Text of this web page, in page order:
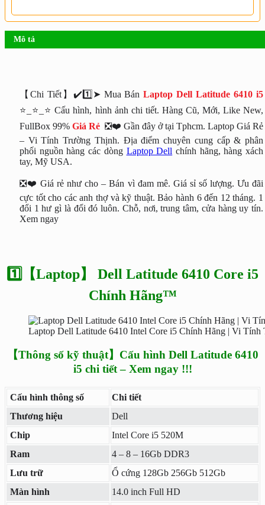
Mô tả
【Chi Tiết】✔️1️⃣➤ Mua BánLaptop Dell Latitude 6410 i5
⭐_⭐_⭐ Cấu hình, hình ảnh chi tiết. Hàng Cũ, Mới, Like New,
FullBox 99% Giá Rẻ ❎❤️ Gần đây ở tại Tphcm. Laptop Giá Rẻ
– Vi Tính Trường Thịnh. Địa điểm chuyên cung cấp & phân
phối nguồn hàng các dòng Laptop Dell chính hãng, hàng xách
tay, Mỹ USA.
❎❤️ Giá rẻ như cho – Bán vì đam mê. Giá sỉ số lượng. Ưu đãi
cực tốt cho các anh thợ và kỹ thuật. Bảo hành 6 đến 12 tháng. 1
đổi 1 hư gì là đổi đó luôn. Chỗ, nơi, trung tâm, cửa hàng uy tín.
Xem ngay
1️⃣【Laptop】 Dell Latitude 6410 Core i5
Chính Hãng™
Laptop Dell Latitude 6410 Intel Core i5 Chính Hãng | Vi Tính
【Thông số kỹ thuật】Cấu hình Dell Latitude 6410
i5 chi tiết – Xem ngay !!!
Cấu hình thông số
Chi tiết
Thương hiệu
Dell
Chip
Intel Core i5 520M
Ram
4 – 8 – 16Gb DDR3
Lưu trữ
Ổ cứng 128Gb 256Gb 512Gb
Màn hình
14.0 inch Full HD